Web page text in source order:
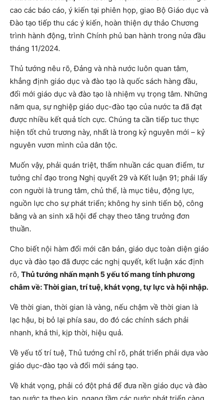
cao các báo cáo, ý kiến tại phiên họp, giao Bộ Giáo dục và
Đào tạo tiếp thu các ý kiến, hoàn thiện dự thảo Chương
trình hành động, trình Chính phủ ban hành trong nửa đầu
tháng 11/2024.
Thủ tướng nêu rõ, Đảng và nhà nước luôn quan tâm,
khẳng định giáo dục và đào tạo là quốc sách hàng đầu,
đổi mới giáo dục và đào tạo là nhiệm vụ trọng tâm. Những
năm qua, sự nghiệp giáo dục-đào tạo của nước ta đã đạt
được nhiều kết quả tích cực. Chúng ta cần tiếp tuc thực
hiện tốt chủ trương này, nhất là trong kỷ nguyên mới – kỷ
nguyên vươn mình của dân tộc.
Muốn vậy, phải quán triệt, thấm nhuần các quan điểm, tư
tưởng chỉ đạo trong Nghị quyết 29 và Kết luận 91; phải lấy
con người là trung tâm, chủ thể, là mục tiêu, động lực,
nguồn lực cho sự phát triển; không hy sinh tiến bộ, công
bằng và an sinh xã hội để chạy theo tăng trưởng đơn
thuần.
Cho biết nội hàm đổi mới căn bản, giáo dục toàn diện giáo
dục và đào tạo đã được các nghị quyết, kết luận xác định
rõ, Thủ tướng nhấn mạnh 5 yếu tố mang tính phương
châm về: Thời gian, trí tuệ, khát vọng, tự lực và hội nhập.
Về thời gian, thời gian là vàng, nếu chậm về thời gian là
lạc hậu, bị bỏ lại phía sau, do đó các chính sách phải
nhanh, khả thi, kịp thời, hiệu quả.
Về yếu tố trí tuệ, Thủ tướng chỉ rõ, phát triển phải dựa vào
giáo dục-đào tạo và đổi mới sáng tạo.
Về khát vọng, phải có đột phá để đưa nền giáo dục và đào